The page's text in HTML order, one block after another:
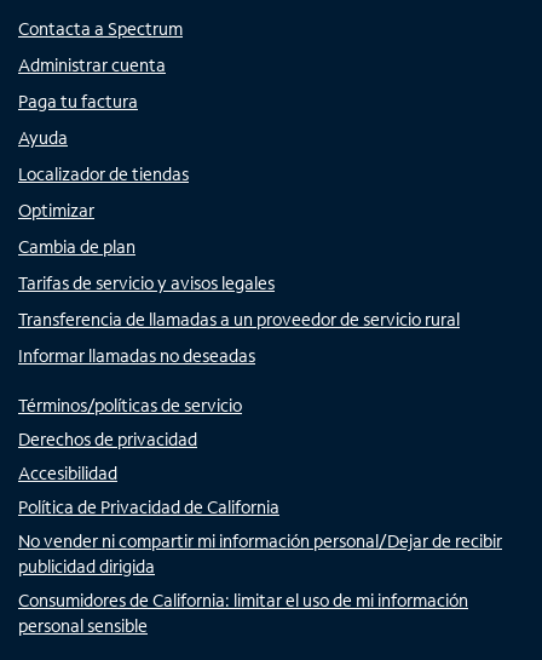
Contacta a Spectrum
Administrar cuenta
Paga tu factura
Ayuda
Localizador de tiendas
Optimizar
Cambia de plan
Tarifas de servicio y avisos legales
Transferencia de llamadas a un proveedor de servicio rural
Informar llamadas no deseadas
Términos/políticas de servicio
Derechos de privacidad
Accesibilidad
Política de Privacidad de California
No vender ni compartir mi información personal/Dejar de recibir
publicidad dirigida
Consumidores de California: limitar el uso de mi información
personal sensible